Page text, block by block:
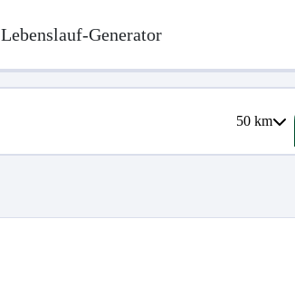
Lebenslauf-Generator
50km